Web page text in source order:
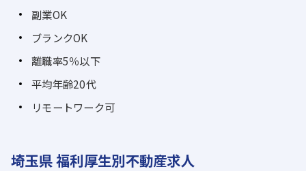
副業OK
ブランクOK
離職率5％以下
平均年齢20代
リモートワーク可
埼玉県 福利厚生別不動産求人